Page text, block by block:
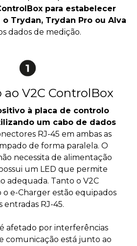
para estabelecer
Trydan, Trydan Pro ou Alva
dados de medição.
ao V2C ControlBox
à placa de controlo
um cabo de dados
RJ-45 em ambas as
de forma paralela. O
necessita de alimentação
um LED que permite
adequada. Tanto o V2C
e-Charger estão equipados
entradas RJ-45.
afetado por interferências
comunicação está junto ao